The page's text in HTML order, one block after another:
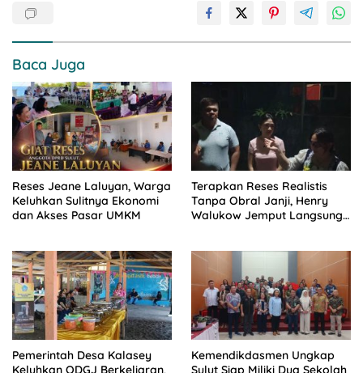
Baca Juga
Reses Jeane Laluyan, Warga
Keluhkan Sulitnya Ekonomi
dan Akses Pasar UMKM
Terapkan Reses Realistis
Tanpa Obral Janji, Henry
Walukow Jemput Langsung
Pemerintah Desa Kalasey
Kemendikdasmen Ungkap